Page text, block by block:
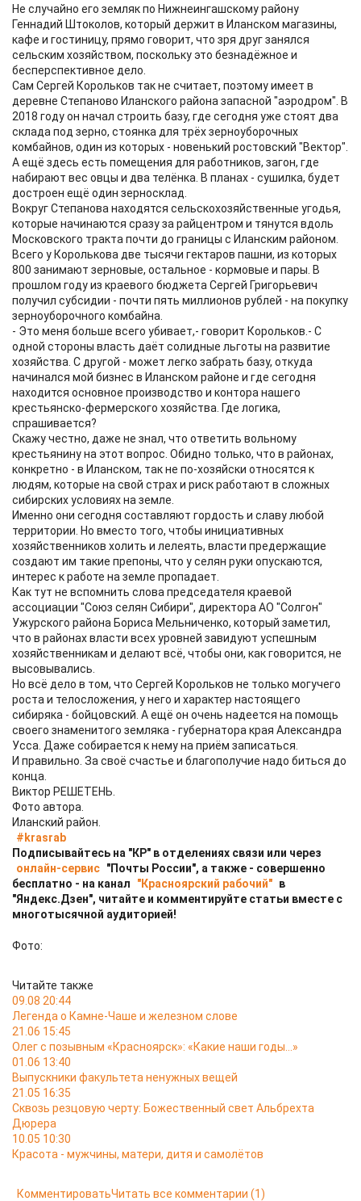
Не случайно его земляк по Нижнеингашскому району
Геннадий Штоколов, который держит в Иланском магазины,
кафе и гостиницу, прямо говорит, что зря друг занялся
сельским хозяйством, поскольку это безнадёжное и
бесперспективное дело.
Сам Сергей Корольков так не считает, поэтому имеет в
деревне Степаново Иланского района запасной "аэродром". В
2018 году он начал строить базу, где сегодня уже стоят два
склада под зерно, стоянка для трёх зерноуборочных
комбайнов, один из которых - новенький ростовский "Вектор".
А ещё здесь есть помещения для работников, загон, где
набирают вес овцы и два телёнка. В планах - сушилка, будет
достроен ещё один зерносклад.
Вокруг Степанова находятся сельскохозяйственные угодья,
которые начинаются сразу за райцентром и тянутся вдоль
Московского тракта почти до границы с Иланским районом.
Всего у Королькова две тысячи гектаров пашни, из которых
800 занимают зерновые, остальное - кормовые и пары. В
прошлом году из краевого бюджета Сергей Григорьевич
получил субсидии - почти пять миллионов рублей - на покупку
зерноуборочного комбайна.
- Это меня больше всего убивает,- говорит Корольков.- С
одной стороны власть даёт солидные льготы на развитие
хозяйства. С другой - может легко забрать базу, откуда
начинался мой бизнес в Иланском районе и где сегодня
находится основное производство и контора нашего
крестьянско-фермерского хозяйства. Где логика,
спрашивается?
Скажу честно, даже не знал, что ответить вольному
крестьянину на этот вопрос. Обидно только, что в районах,
конкретно - в Иланском, так не по-хозяйски относятся к
людям, которые на свой страх и риск работают в сложных
сибирских условиях на земле.
Именно они сегодня составляют гордость и славу любой
территории. Но вместо того, чтобы инициативных
хозяйственников холить и лелеять, власти предержащие
создают им такие препоны, что у селян руки опускаются,
интерес к работе на земле пропадает.
Как тут не вспомнить слова председателя краевой
ассоциации "Союз селян Сибири", директора АО "Солгон"
Ужурского района Бориса Мельниченко, который заметил,
что в районах власти всех уровней завидуют успешным
хозяйственникам и делают всё, чтобы они, как говорится, не
высовывались.
Но всё дело в том, что Сергей Корольков не только могучего
роста и телосложения, у него и характер настоящего
сибиряка - бойцовский. А ещё он очень надеется на помощь
своего знаменитого земляка - губернатора края Александра
Усса. Даже собирается к нему на приём записаться.
И правильно. За своё счастье и благополучие надо биться до
конца.
Виктор РЕШЕТЕНЬ.
Фото автора.
Иланский район.
#krasrab
Подписывайтесь на "КР" в отделениях связи или через
онлайн-сервис "Почты России", а также - совершенно
бесплатно - на канал
"Красноярский рабочий" в
"Яндекс.Дзен", читайте и комментируйте статьи вместе с
многотысячной аудиторией!
Фото:
Читайте также
09.08 20:44
Легенда о Камне-Чаше и железном слове
21.06 15:45
Олег с позывным «Красноярск»: «Какие наши годы…»
01.06 13:40
Выпускники факультета ненужных вещей
21.05 16:35
Сквозь резцовую черту: Божественный свет Альбрехта
Дюрера
10.05 10:30
Красота - мужчины, матери, дитя и самолётов
КомментироватьЧитать все комментарии (1)